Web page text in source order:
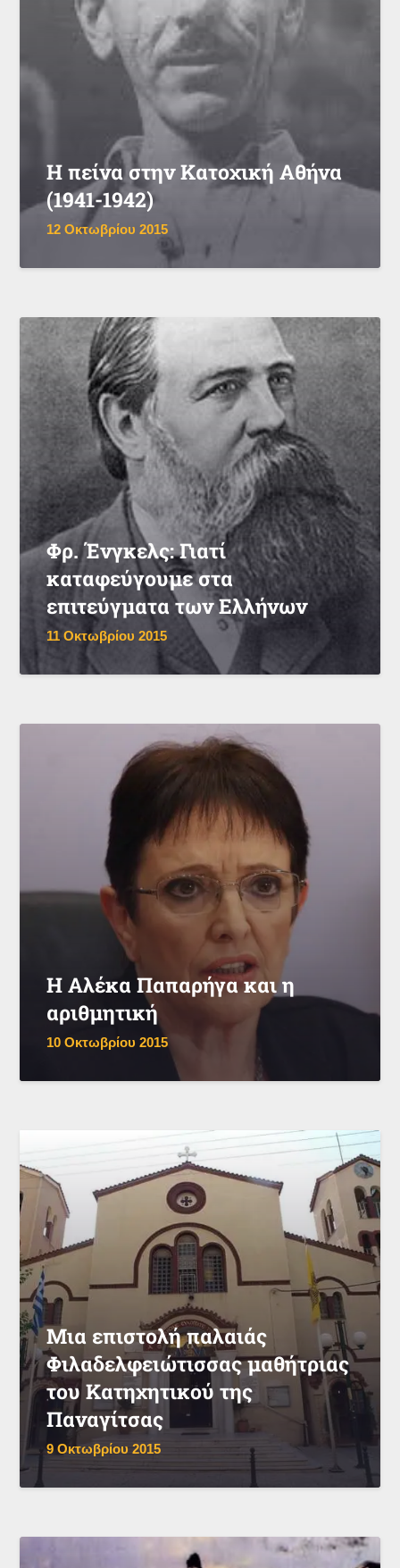
Η πείνα στην Κατοχική Αθήνα
(1941-1942)
12 Οκτωβρίου 2015
Φρ. Ένγκελς: Γιατί
καταφεύγουμε στα
επιτεύγματα των Ελλήνων
11 Οκτωβρίου 2015
Η Αλέκα Παπαρήγα και η
αριθμητική
10 Οκτωβρίου 2015
Μια επιστολή παλαιάς
Φιλαδελφειώτισσας μαθήτριας
του Κατηχητικού της
Παναγίτσας
9 Οκτωβρίου 2015